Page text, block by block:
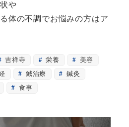
や
体の不調でお悩みの方はア
吉祥寺 栄養
美容
鍼治療
鍼灸
食事